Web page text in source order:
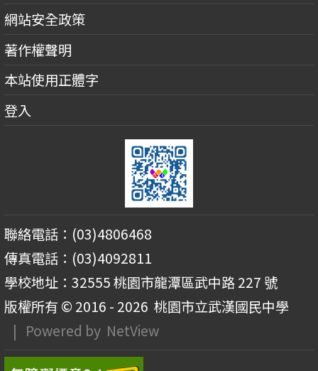
網站安全政策
著作權聲明
本站使用正體字
登入
聯絡電話：(03)4806468
傳真電話：(03)4092811
學校地址：32555 桃園市龍潭區武中路 227 號
版權所有 © 2016 - 2026 桃園市立武漢國民中學
| Powered by NetView